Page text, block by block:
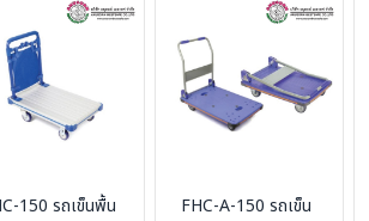
รถเข็นพื้น
FHC-A-150 รถเข็น